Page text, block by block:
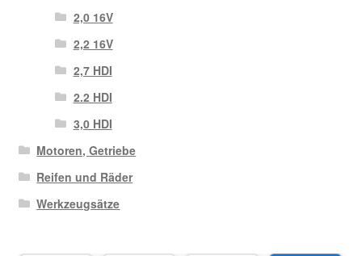
2,0 16V
2,2 16V
2,7 HDI
2.2 HDI
3,0 HDI
Motoren, Getriebe
Reifen und Räder
Werkzeugsätze